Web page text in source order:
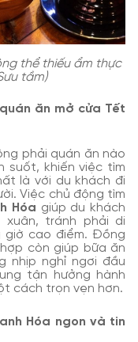
thể thiếu ẩm thực
tầm)
ăn mở cửa Tết
phải quán ăn nào
suốt, khiến việc tìm
là với du khách đi
Việc chủ động tìm
Hóa giúp du khách
tránh phải di
giờ cao điểm. Đồng
còn giúp bữa ăn
nhịp nghỉ ngơi đầu
tận hưởng hành
cách trọn vẹn hơn.
Hóa ngon và tin